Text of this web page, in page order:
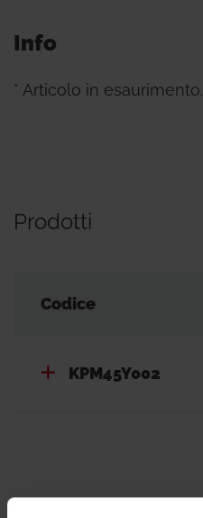
Info
* Articolo in esaurimento.
Prodotti
Codice
KPM45Y002